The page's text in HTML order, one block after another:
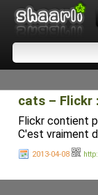
cats – Flickr
Flickr contient
C'est vraiment
2013-04-08